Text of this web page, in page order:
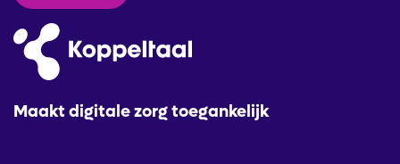
Maakt digitale zorg toegankelijk